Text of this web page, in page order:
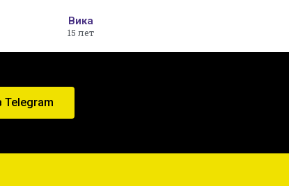
Вика
15 лет
Telegram